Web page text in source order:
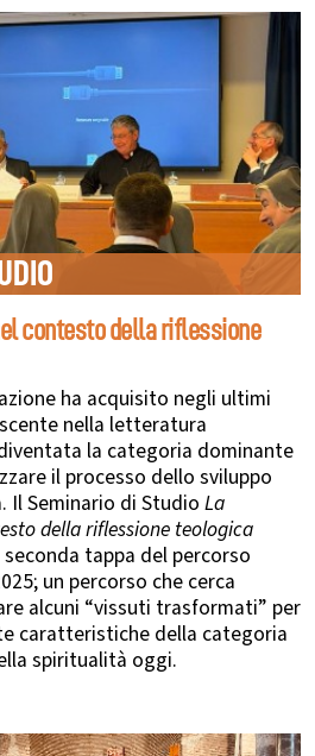
contesto della riflessione
ha acquisito negli ultimi
nella letteratura
la categoria dominante
il processo dello sviluppo
Il Seminario di Studio La
della riflessione teologica
tappa del percorso
un percorso che cerca
alcuni “vissuti trasformati” per
caratteristiche della categoria
spiritualità oggi.